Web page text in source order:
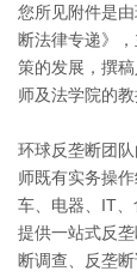
您所见附件是
断法律专递》
策的发展，撰
师及法学院的教
环球反垄断团
师既有实务操
车、电器、IT
提供一站式反
断调查、反垄